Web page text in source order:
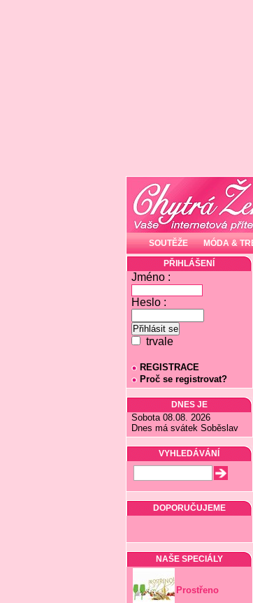
SOUTĚŽE MÓDA &
PŘIHLÁŠENÍ
Jméno :
Heslo :
trvale
REGISTRACE
Proč se registrovat?
DNES JE
Sobota 08.08. 2026
Dnes má svátek Soběslav
VYHLEDÁVÁNÍ
DOPORUČUJEME
NAŠE SPECIÁLY
Prostřeno